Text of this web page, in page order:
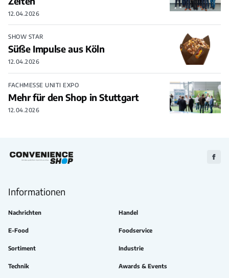
12.04.2026
SHOW STAR
Süße Impulse aus Köln
12.04.2026
FACHMESSE UNITI EXPO
Mehr für den Shop in Stuttgart
12.04.2026
Zu
Informationen
Nachrichten Handel
E-Food Foodservice
Sortiment Industrie
Technik Awards & Events